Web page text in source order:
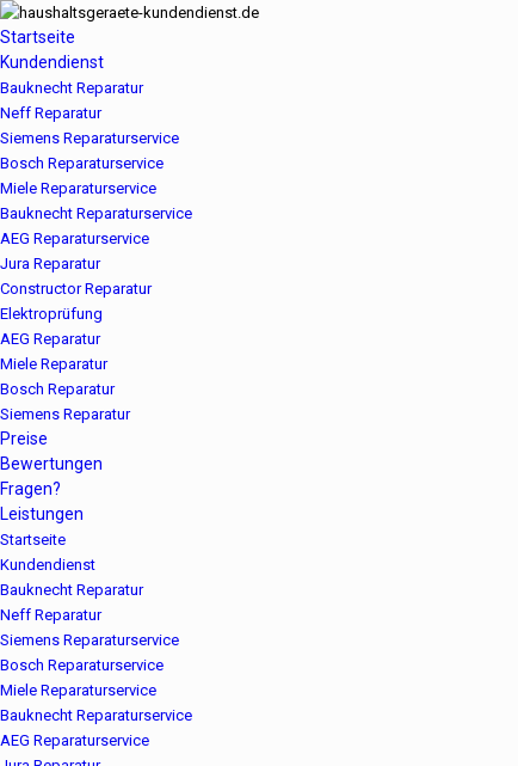
Startseite
Kundendienst
Bauknecht Reparatur
Neff Reparatur
Siemens Reparaturservice
Bosch Reparaturservice
Miele Reparaturservice
Bauknecht Reparaturservice
AEG Reparaturservice
Jura Reparatur
Constructor Reparatur
Elektroprüfung
AEG Reparatur
Miele Reparatur
Bosch Reparatur
Siemens Reparatur
Preise
Bewertungen
Fragen?
Leistungen
Startseite
Kundendienst
Bauknecht Reparatur
Neff Reparatur
Siemens Reparaturservice
Bosch Reparaturservice
Miele Reparaturservice
Bauknecht Reparaturservice
AEG Reparaturservice